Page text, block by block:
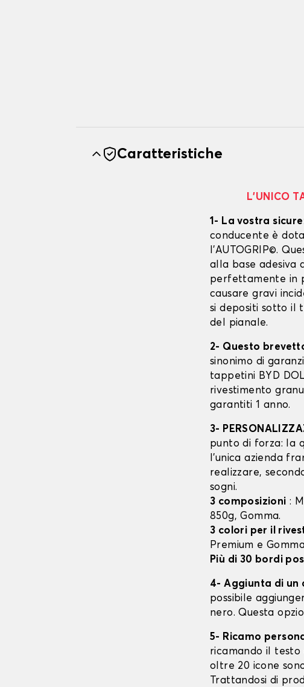
Caratteristiche
L’UNICO
1- La vostra
conducente è
l’AUTOGRIP©.
alla base adesiva
perfettamente in
causare gravi
si depositi sotto il
del pianale.
2- Questo
sinonimo di
tappetini BYD
rivestimento
garantiti 1 anno.
3-
punto di forza: la
l’unica azienda
realizzare,
sogni.
3 composizioni :
850g, Gomma.
3 colori per il
Premium e
Più di 30 bordi
4- Aggiunta di un
possibile
nero. Questa
5- Ricamo
ricamando il testo
oltre 20 icone
Trattandosi di